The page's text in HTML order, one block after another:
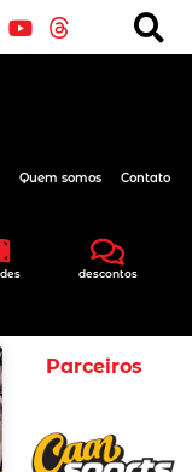
descontos
Quem somos Contato
Parceiros